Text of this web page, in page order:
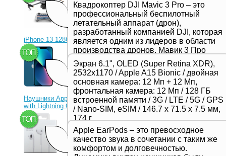
Квадрокоптер DJI Mavic 3 Pro – это
профессиональный беспилотный
летательный аппарат (дрон),
разработанный компанией DJI, которая
является одним из лидеров в области
производства дронов. Мавик 3 Про
представляет собой новейшую модель
в серии Mavic и отличается высоким
качеством съемки, продвинутыми
функциями и улучшенной
производительностью,
предназначенной для
профессиональных фотографов и
видеооператоров.
iPhone 13 128Gb Blue
Экран 6.1", OLED (Super Retina XDR),
2532x1170 / Apple A15 Bionic / двойная
основная камера: 12 Мп + 12 Мп,
фронтальная камера: 12 Мп / 128 ГБ
встроенной памяти / 3G / LTE / 5G / GPS
/ Nano-SIM, eSIM / 146.7 х 71.5 х 7.5 мм,
174 г
23 330 грн
Наушники Apple EarPods
with Lightning Connector
Apple EarPods – это превосходное
качество звука в сочетании с таким же
комфортом и долговечностью.
1 350 грн